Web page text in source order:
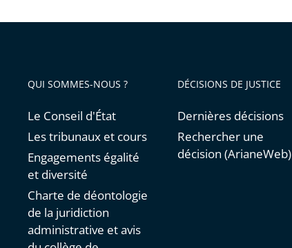
QUI SOMMES-NOUS ?
Le Conseil d'État
Les tribunaux et cours
Engagements égalité
et diversité
Charte de déontologie
de la juridiction
administrative et avis
DÉCISIONS DE JUSTICE
Dernières décisions
Rechercher une
décision (ArianeWeb)